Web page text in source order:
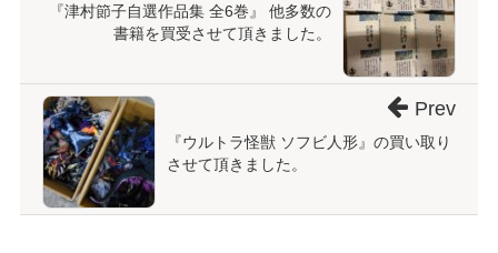
『津村節子自選作品集 全6巻』 他多数の
書籍を買受させて頂きました。
『ウルトラ怪獣 ソフビ人形』の買い取り
させて頂きました。
Prev